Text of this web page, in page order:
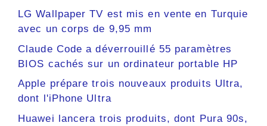
LG Wallpaper TV est mis en vente en Turquie
avec un corps de 9,95 mm
Claude Code a déverrouillé 55 paramètres
BIOS cachés sur un ordinateur portable HP
Apple prépare trois nouveaux produits Ultra,
dont l'iPhone Ultra
Huawei lancera trois produits, dont Pura 90s,